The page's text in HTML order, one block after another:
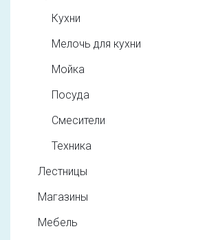
Кухни
Мелочь для кухни
Мойка
Посуда
Смесители
Техника
Лестницы
Магазины
Мебель